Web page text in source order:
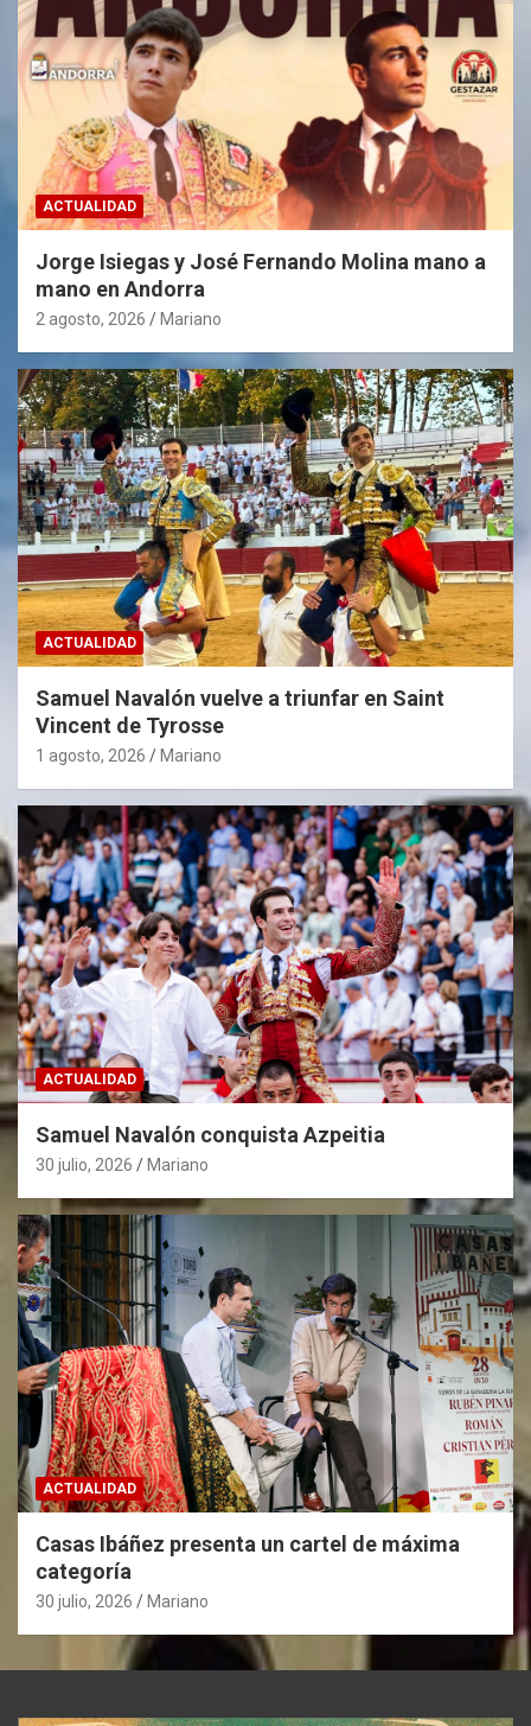
ACTUALIDAD
Jorge Isiegas y José Fernando Molina mano a
mano en Andorra
2 agosto, 2026 Mariano
ACTUALIDAD
Samuel Navalón vuelve a triunfar en Saint
Vincent de Tyrosse
1 agosto, 2026 Mariano
ACTUALIDAD
Samuel Navalón conquista Azpeitia
30 julio, 2026 Mariano
ACTUALIDAD
Casas Ibáñez presenta un cartel de máxima
categoría
30 julio, 2026 Mariano